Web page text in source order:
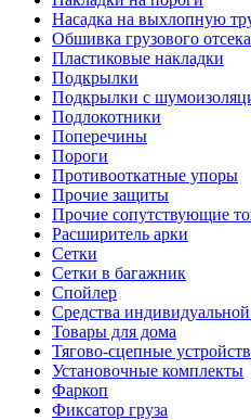
Насадка на выхлопную
Обшивка грузового отсека
Пластиковые накладки
Подкрылки
Подкрылки с
Подлокотники
Поперечины
Пороги
Противооткатные упоры
Прочие защиты
Прочие сопутствующие
Расширитель арки
Сетки
Сетки в багажник
Спойлер
Средства
Товары для дома
Тягово-сцепные
Установочные комплекты
Фаркоп
Фиксатор груза